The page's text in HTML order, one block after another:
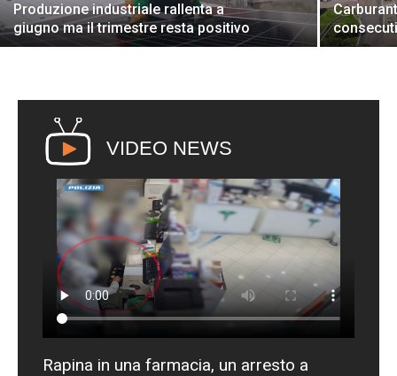
Produzione industriale rallenta a
giugno ma il trimestre resta positivo
VIDEO NEWS
Rapina in una farmacia, un arresto a